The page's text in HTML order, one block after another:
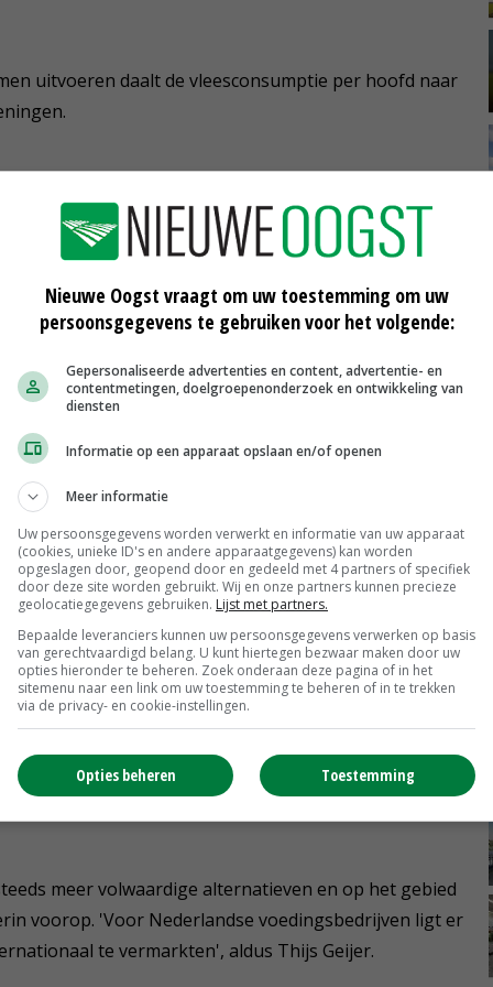
uitvoeren daalt de vleesconsumptie per hoofd naar
dat in de praktijk neer op zo'n twee biefstukken
doordat de meeste vleesminderaars slechts een
en omdat het zwaartepunt van de verandering bij
eten, de zogeheten flexitariërs', aldus Thijs Geijer,
impact de voornaamste drijfveer. Dit in
waar respectievelijk dierenwelzijn en gezondheid
is voor Europeanen gezondheid veruit de
dat door toedoen van overheidsbeleid en
van dierlijke en plantaardige eiwitten richting 2025
een dergelijke verschuiving te realiseren, waarbij
van consumenten belangrijke sturingsmechanismen
meer volwaardige alternatieven en op het gebied
voorop. 'Voor Nederlandse voedingsbedrijven ligt er
te vermarkten', aldus Thijs Geijer.
Nieuwe Oogst vraagt om uw toestemming om uw
persoonsgegevens te gebruiken voor het volgende:
Gepersonaliseerde advertenties en content, advertentie- en
contentmetingen, doelgroepenonderzoek en ontwikkeling van
diensten
Informatie op een apparaat opslaan en/of openen
Meer informatie
Uw persoonsgegevens worden verwerkt en informatie van uw apparaat
(cookies, unieke ID's en andere apparaatgegevens) kan worden
opgeslagen door, geopend door en gedeeld met 4 partners of specifiek
door deze site worden gebruikt. Wij en onze partners kunnen precieze
geolocatiegegevens gebruiken. Lijst met partners.
Bepaalde leveranciers kunnen uw persoonsgegevens verwerken op basis
van gerechtvaardigd belang. U kunt hiertegen bezwaar maken door uw
opties hieronder te beheren. Zoek onderaan deze pagina of in het
sitemenu naar een link om uw toestemming te beheren of in te trekken
via de privacy- en cookie-instellingen.
Toestemming
Opties beheren